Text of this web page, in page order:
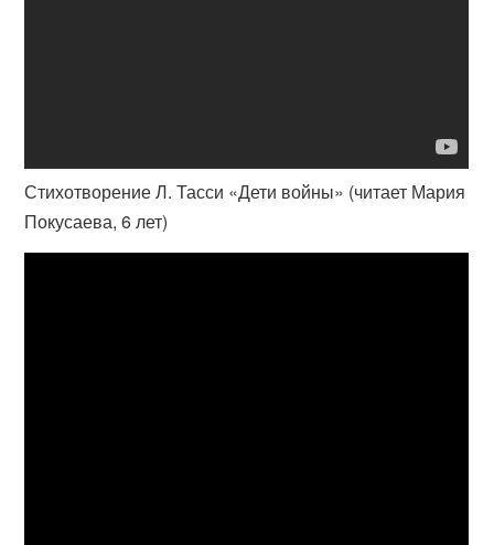
Стихотворение Л. Тасси «Дети войны» (читает Мария
Покусаева, 6 лет)